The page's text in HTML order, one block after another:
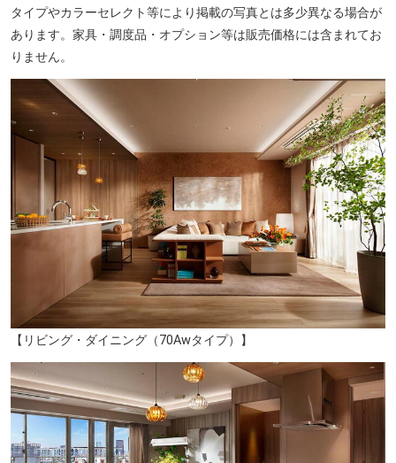
クイーンズ伊勢丹 品川店（約1000m／徒歩13分）
タイプやカラーセレクト等により掲載の写真とは多少異なる場合が
あります。家具・調度品・オプション等は販売価格には含まれてお
りません。
【リビング・ダイニング（70Awタイプ）】